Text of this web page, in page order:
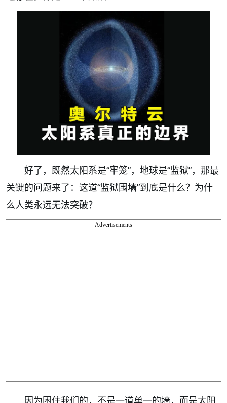
好了，既然太阳系是“牢笼”，地球是“监狱”，那最
关键的问题来了：这道“监狱围墙”到底是什么？为什
么人类永远无法突破？
Advertisements